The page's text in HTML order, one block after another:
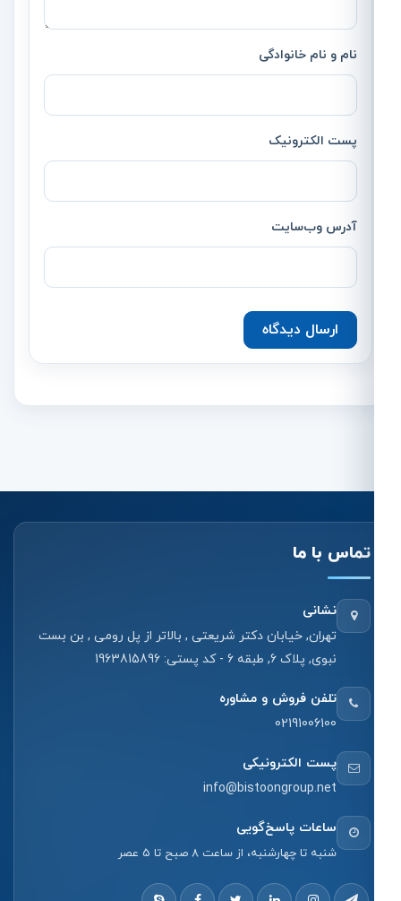
نام و نام خانوادگی
پست الکترونیک
آدرس وب‌سایت
ارسال دیدگاه
تماس با ما
نشانی
تهران, خیابان دکتر شریعتی , بالاتر از پل رومی , بن بست
نبوی, پلاک 6, طبقه 6 - کد پستی: 1963815896
تلفن فروش و مشاوره
02191006100
پست الکترونیکی
info@bistoongroup.net
ساعات پاسخ‌گویی
شنبه تا چهارشنبه، از ساعت 8 صبح تا 5 عصر